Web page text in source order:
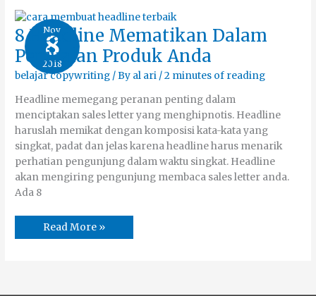
Nov
8
2018
8 Headline Mematikan Dalam
Penjualan Produk Anda
belajar copywriting / By al ari /2 minutes of reading
Headline memegang peranan penting dalam
menciptakan sales letter yang menghipnotis. Headline
haruslah memikat dengan komposisi kata-kata yang
singkat, padat dan jelas karena headline harus menarik
perhatian pengunjung dalam waktu singkat. Headline
akan mengiring pengunjung membaca sales letter anda.
Ada 8
8
Headline
Mematikan
Dalam
Penjualan
Produk
Anda
Read More »